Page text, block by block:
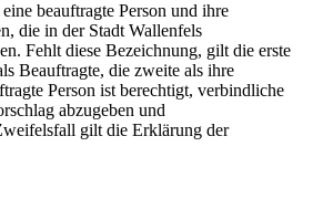
beauftragte Person und ihre
die in der Stadt Wallenfels
Fehlt diese Bezeichnung, gilt die erste
Beauftragte, die zweite als ihre
Person ist berechtigt, verbindliche
abzugeben und
gilt die Erklärung der